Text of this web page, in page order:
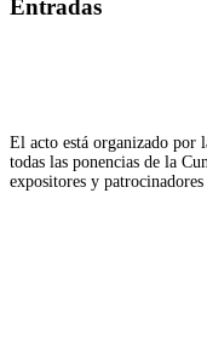
Entradas
El acto está organizado por
todas las ponencias de la
expositores y